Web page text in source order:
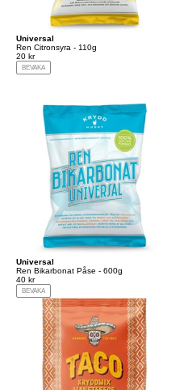
Universal
Ren Citronsyra - 110g
20 kr
BEVAKA
Universal
Ren Bikarbonat Påse - 600g
40 kr
BEVAKA